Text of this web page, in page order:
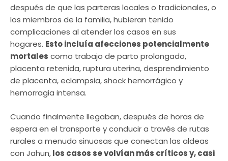
después de que las parteras locales o tradicionales, o
los miembros de la familia, hubieran tenido
complicaciones al atender los casos en sus
hogares. Esto incluía afecciones potencialmente
mortales como trabajo de parto prolongado,
placenta retenida, ruptura uterina, desprendimiento
de placenta, eclampsia, shock hemorrágico y
hemorragia intensa.
Cuando finalmente llegaban, después de horas de
espera en el transporte y conducir a través de rutas
rurales a menudo sinuosas que conectan las aldeas
con Jahun,los casos se volvían más críticos y, casi